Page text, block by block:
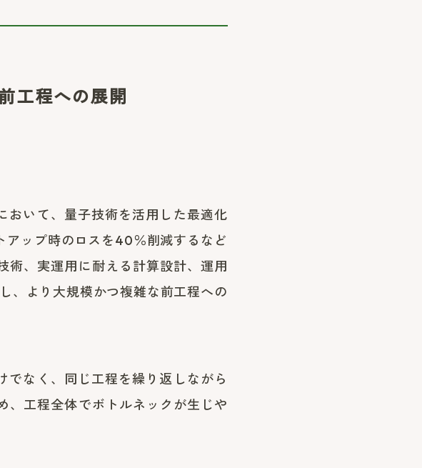
工程への展開
おいて、量子技術を活用した最適化
アップ時のロスを40％削減するなど
術、実運用に耐える計算設計、運用
、より大規模かつ複雑な前工程への
でなく、同じ工程を繰り返しながら
、工程全体でボトルネックが生じや